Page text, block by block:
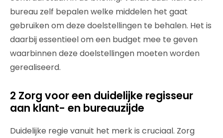
bureau zelf bepalen welke middelen het gaat
gebruiken om deze doelstellingen te behalen. Het is
daarbij essentieel om een budget mee te geven
waarbinnen deze doelstellingen moeten worden
gerealiseerd.
2 Zorg voor een duidelijke regisseur
aan klant- en bureauzijde
Duidelijke regie vanuit het merk is cruciaal. Zorg